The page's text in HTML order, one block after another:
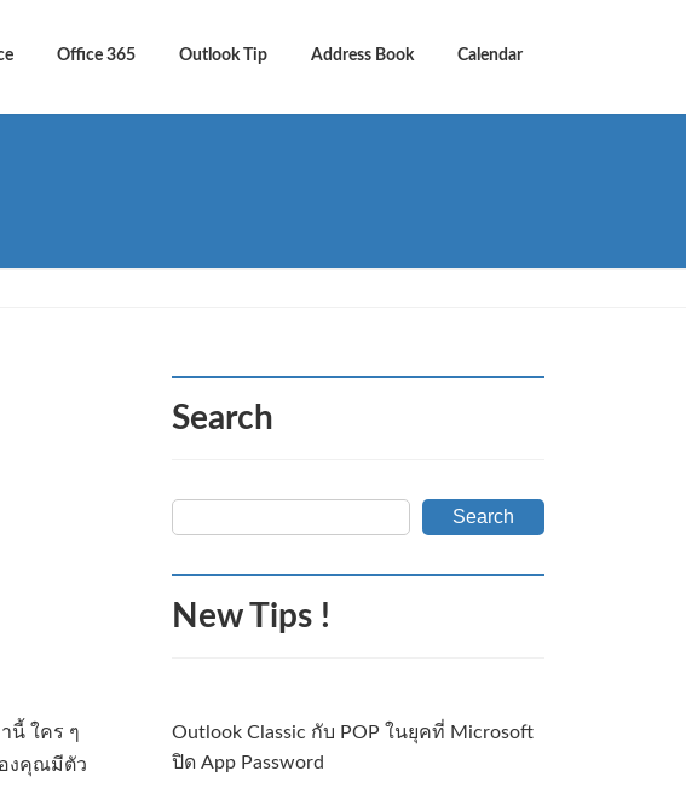
Office 365 Outlook Tip Address Book Calendar
นี้ ใคร ๆ
องคุณมีตัว
Search
Search
New Tips !
Outlook Classic กับ POP ในยุคที่ Microsoft
ปิด App Password